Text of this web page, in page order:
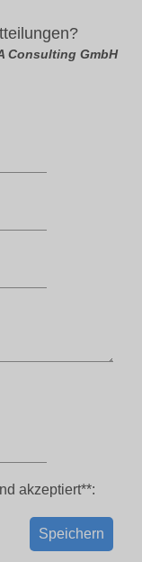
Consulting GmbH
akzeptiert**:
Speichern